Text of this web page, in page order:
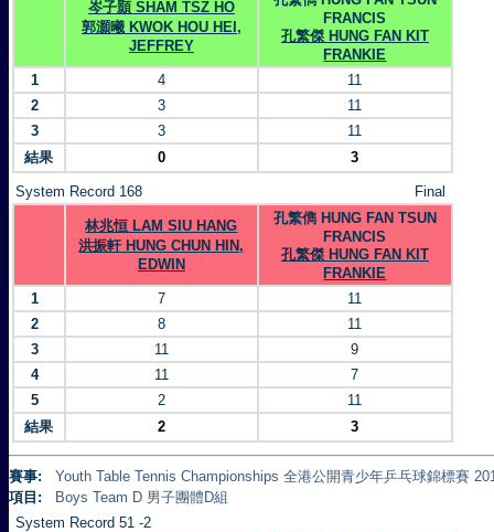
岑子顥 SHAM TSZ HO
郭灝曦 KWOK HOU HEI,
JEFFREY
FRANCIS
孔繁傑 HUNG FAN KIT
FRANKIE
1
4
11
2
3
11
3
3
11
結果
0 3
System Record 168 Final
林兆恒 LAM SIU HANG
洪振軒 HUNG CHUN HIN,
EDWIN
孔繁儁 HUNG FAN TSUN
FRANCIS
孔繁傑 HUNG FAN KIT
FRANKIE
1
7
11
2
8
11
3
11
9
4
11
7
5
2
11
結果
2 3
賽事:
Youth Table Tennis Championships 全港公開青少年乒乓球錦標賽
項目:
Boys Team D 男子團體D組
System Record 51 -2